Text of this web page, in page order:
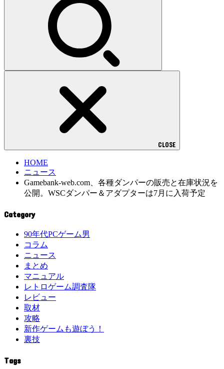
CLOSE
HOME
ニュース
Gamebank-web.com、各種ダンパーの販売と在庫状況を
公開。WSCダンパー＆アダプターは7月に入荷予定
Category
90年代PCゲーム男
コラム
ニュース
まとめ
マニュアル
レトロゲーム調査隊
レビュー
取材
攻略
新作ゲームも遊ぼう！
裏技
Tags